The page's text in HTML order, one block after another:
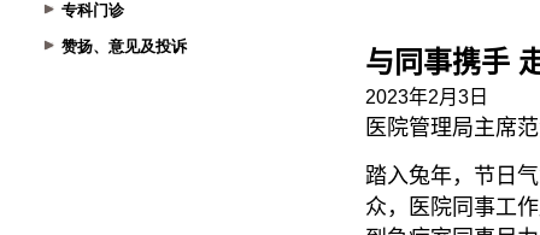
专科门诊
赞扬、意见及投诉